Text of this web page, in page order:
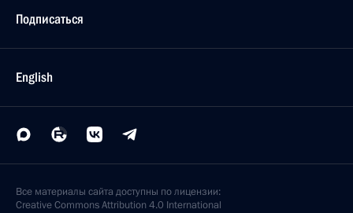
Подписаться
English
Все материалы сайта доступны по лицензии:
Creative Commons Attribution 4.0 International